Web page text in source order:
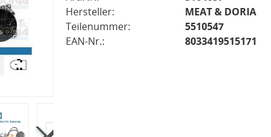
Hersteller:
MEAT & DORIA
Teilenummer:
5510547
EAN-Nr.:
8033419515171